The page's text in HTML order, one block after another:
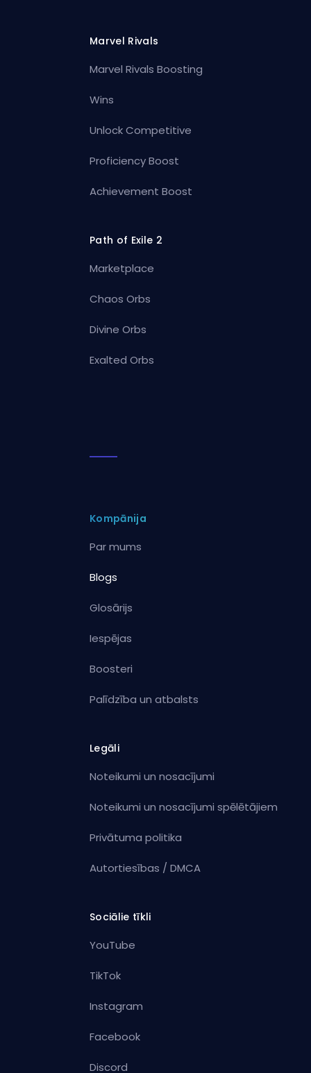
Marvel Rivals
Marvel Rivals Boosting
Wins
Unlock Competitive
Proficiency Boost
Achievement Boost
Path of Exile 2
Marketplace
Chaos Orbs
Divine Orbs
Exalted Orbs
Kompānija
Par mums
Blogs
Glosārijs
Iespējas
Boosteri
Palīdzība un atbalsts
Legāli
Noteikumi un nosacījumi
Noteikumi un nosacījumi spēlētājiem
Privātuma politika
Autortiesības / DMCA
Sociālie tīkli
YouTube
TikTok
Instagram
Facebook
Discord